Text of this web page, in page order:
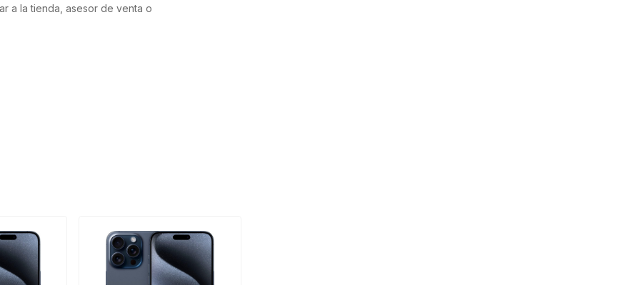
a la tienda, asesor de venta o
que posea el
táctil en su totalidad o partes
se fabrica tienen su
Sistema Operativo en el
centro de servicio técnico, se